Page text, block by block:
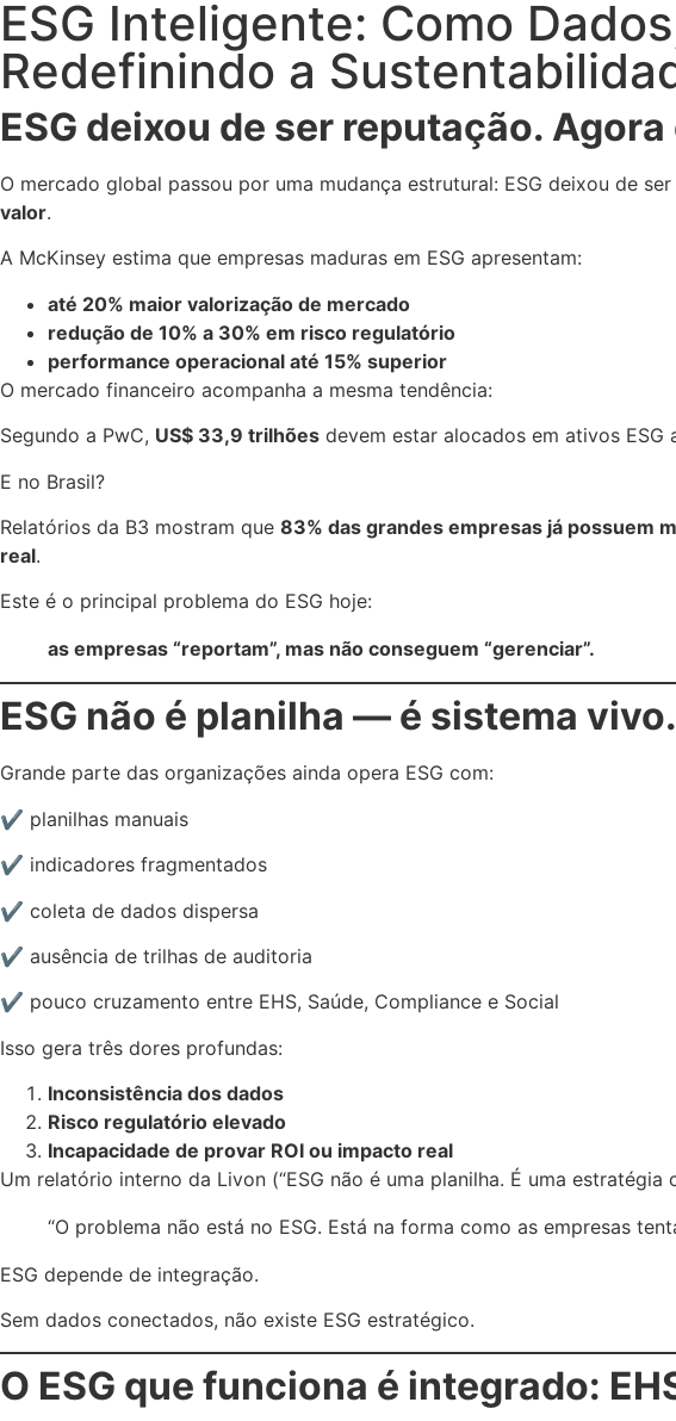
ESG Inteligente: Como
Redefinindo a
ESG deixou de ser reputação.
O mercado global passou por uma mudança estrutural: ESG deixou de
valor.
A McKinsey estima que empresas maduras em ESG apresentam:
até 20% maior valorização de mercado
redução de 10% a 30% em risco regulatório
performance operacional até 15% superior
O mercado financeiro acompanha a mesma tendência:
Segundo a PwC, US$ 33,9 trilhões devem estar alocados em ativos
E no Brasil?
Relatórios da B3 mostram que 83% das grandes empresas já possuem
real.
Este é o principal problema do ESG hoje:
as empresas “reportam”, mas não conseguem “gerenciar”.
ESG não é planilha — é sistema
Grande parte das organizações ainda opera ESG com:
✔ planilhas manuais
✔ indicadores fragmentados
✔ coleta de dados dispersa
✔ ausência de trilhas de auditoria
✔ pouco cruzamento entre EHS, Saúde, Compliance e Social
Isso gera três dores profundas:
Inconsistência dos dados
Risco regulatório elevado
Incapacidade de provar ROI ou impacto real
Um relatório interno da Livon (“ESG não é uma planilha. É uma
“O problema não está no ESG. Está na forma como as empresas
ESG depende de integração.
Sem dados conectados, não existe ESG estratégico.
O ESG que funciona é integrado: